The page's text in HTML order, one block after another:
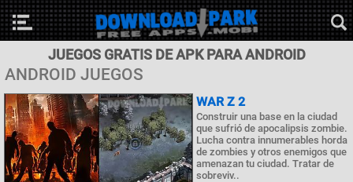
JUEGOS GRATIS DE APK PARA ANDROID
ANDROID JUEGOS
WAR Z 2
Construir una base en la ciudad
que sufrió de apocalipsis zombie.
Lucha contra innumerables horda
de zombies y otros enemigos que
amenazan tu ciudad. Tratar de
sobreviv..